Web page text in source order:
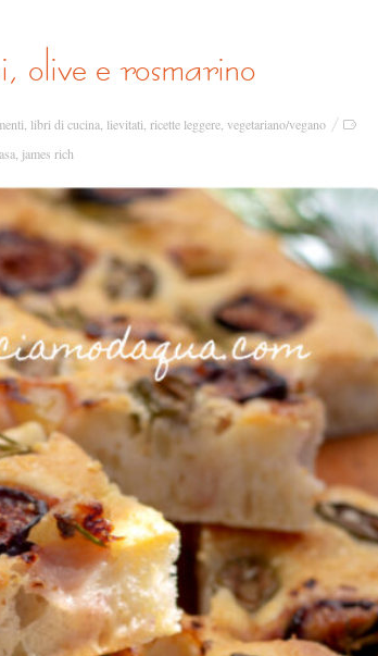
olive e rosmarino
libri di cucina lievitati ricette leggere vegetariano/vegano
james rich